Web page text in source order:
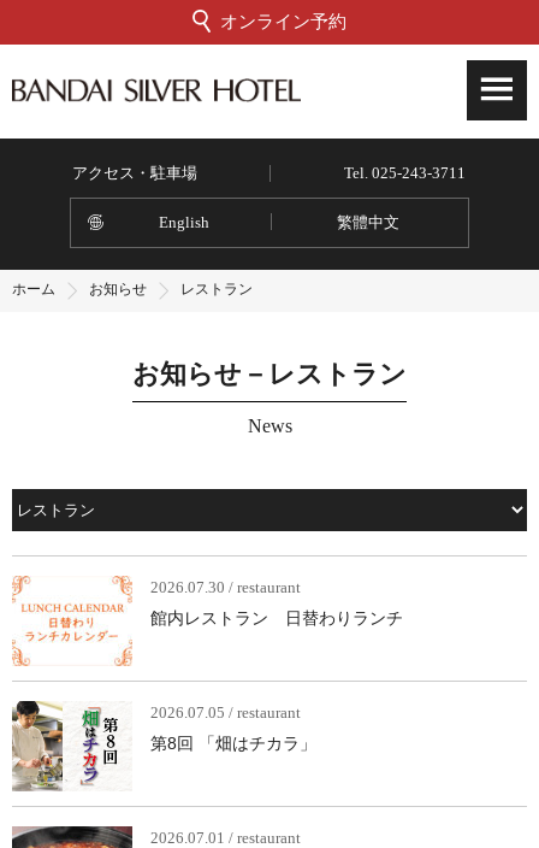
オンライン予約
アクセス・駐車場 Tel. 025-243-3711
English 繁體中文
ホーム お知らせ レストラン
お知らせ－レストラン
News
2026.07.30 / restaurant
館内レストラン 日替わりランチ
2026.07.05 / restaurant
第8回 「畑はチカラ」
2026.07.01 / restaurant